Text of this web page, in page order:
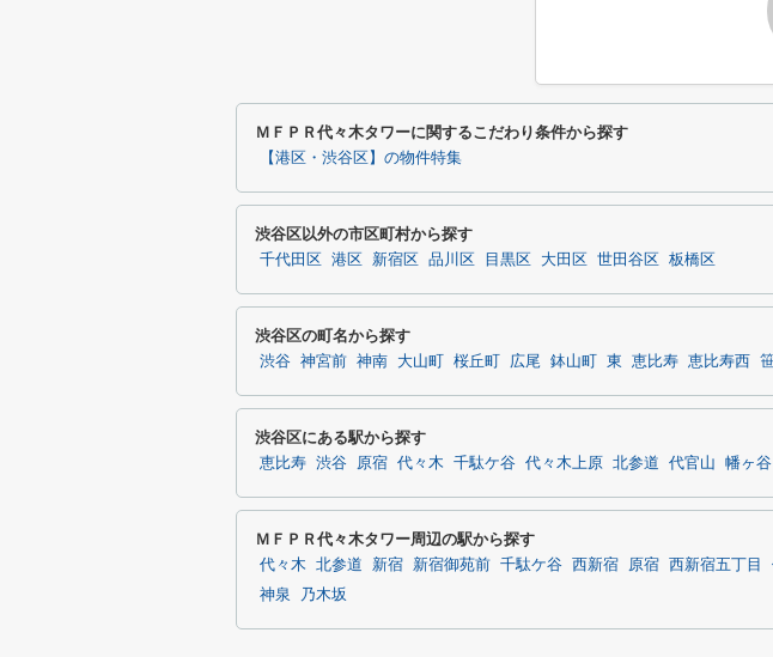
ＭＦＰＲ代々木タワーに関するこだわり条件から探す
【港区・渋谷区】の物件特集
渋谷区以外の市区町村から探す
千代田区 港区 新宿区 品川区 目黒区 大田区 世田谷区 板橋区
渋谷区の町名から探す
渋谷 神宮前 神南 大山町 桜丘町 広尾 鉢山町 東 恵比寿 恵比寿西
渋谷区にある駅から探す
恵比寿 渋谷 原宿 代々木 千駄ケ谷 代々木上原 北参道 代官山 幡ヶ谷
ＭＦＰＲ代々木タワー周辺の駅から探す
代々木 北参道 新宿 新宿御苑前 千駄ケ谷 西新宿 原宿 西新宿五丁目
神泉
乃木坂